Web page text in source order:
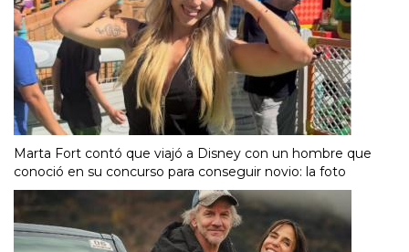
Marta Fort contó que viajó a Disney con un hombre que
conoció en su concurso para conseguir novio: la foto